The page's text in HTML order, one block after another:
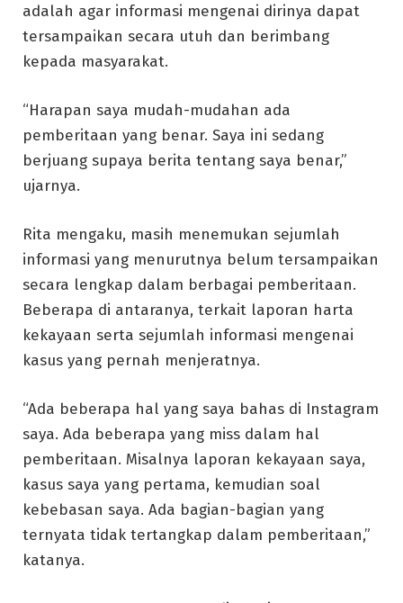
adalah agar informasi mengenai dirinya dapat
tersampaikan secara utuh dan berimbang
kepada masyarakat.
“Harapan saya mudah-mudahan ada
pemberitaan yang benar. Saya ini sedang
berjuang supaya berita tentang saya benar,”
ujarnya.
Rita mengaku, masih menemukan sejumlah
informasi yang menurutnya belum tersampaikan
secara lengkap dalam berbagai pemberitaan.
Beberapa di antaranya, terkait laporan harta
kekayaan serta sejumlah informasi mengenai
kasus yang pernah menjeratnya.
“Ada beberapa hal yang saya bahas di Instagram
saya. Ada beberapa yang miss dalam hal
pemberitaan. Misalnya laporan kekayaan saya,
kasus saya yang pertama, kemudian soal
kebebasan saya. Ada bagian-bagian yang
ternyata tidak tertangkap dalam pemberitaan,”
katanya.